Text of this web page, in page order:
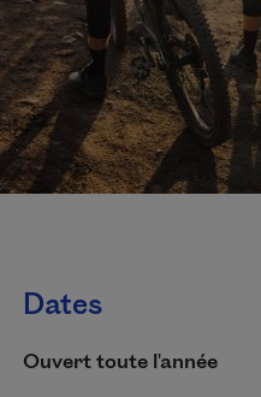
Dates
Ouvert toute l'année